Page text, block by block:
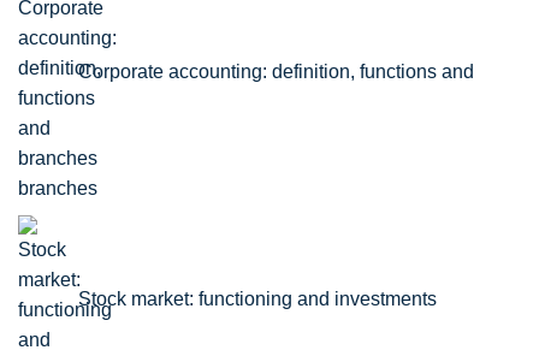
Corporate accounting: definition, functions and
branches
Stock market: functioning and investments